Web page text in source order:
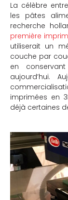
La célèbre
les pâtes
recherche
première
utiliserait un
couche par
en
aujourd’hui.
imprimées en
déjà certaines